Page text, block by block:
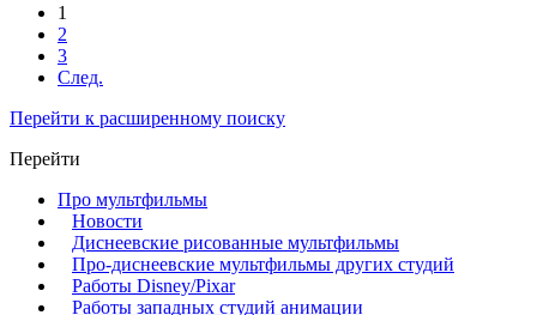
1
2
3
След.
Перейти к расширенному поиску
Перейти
Про мультфильмы
Новости
Диснеевские рисованные мультфильмы
Про-диснеевские мультфильмы других студий
Работы Disney/Pixar
Работы западных студий анимации